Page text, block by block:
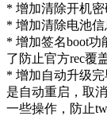
* 增加清除开机
* 增加清除电池
* 增加签名boot功
了防止官方rec覆
* 增加自动升级
是自动重启，取
一些操作，防止